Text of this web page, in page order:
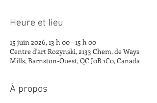
Heure et lieu
15 juin 2026, 13 h 00 – 15 h 00
Centre d'art Rozynski, 2133 Chem. de Ways
Mills, Barnston-Ouest, QC J0B 1C0, Canada
À propos